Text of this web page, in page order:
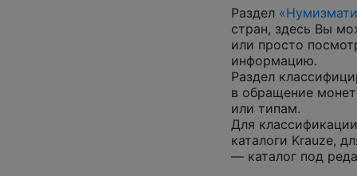
Раздел
стран, здесь Вы
или просто
информацию.
Раздел
в обращение
или типам.
Для
каталоги Krauze,
— каталог под